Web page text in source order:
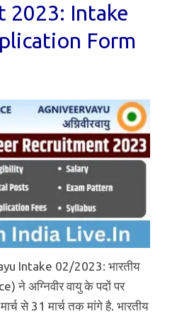
2023: Intake
Form
Intake 02/2023: भारतीय
ने अग्निवीर वायु के पदों पर
से 31 मार्च तक मांगे है. भारतीय